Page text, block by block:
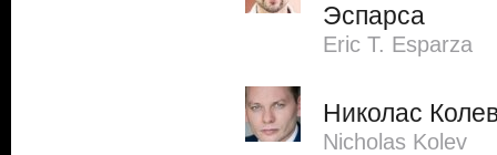
Эспарса
Eric T. Esparza
Николас
Nicholas Kolev